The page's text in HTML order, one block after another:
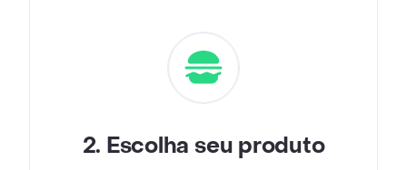
2. Escolha seu produto